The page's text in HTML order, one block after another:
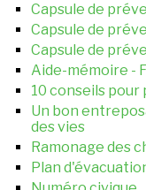
Capsule de
Capsule de
Capsule de
Aide-mémoire -
10 conseils pour
Un bon
des vies
Ramonage des
Plan